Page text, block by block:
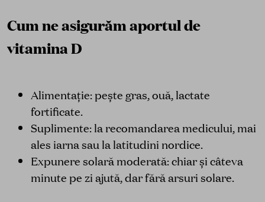
Cum ne asigurăm aportul de
vitamina D
Alimentație: pește gras, ouă, lactate
fortificate.
Suplimente: la recomandarea medicului, mai
ales iarna sau la latitudini nordice.
Expunere solară moderată: chiar și câteva
minute pe zi ajută, dar fără arsuri solare.